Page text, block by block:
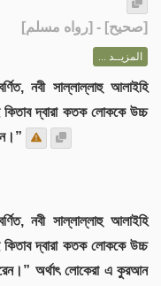
[صحيح] - [رواه مسلم]
المزيــد ...
নবী সাল্লাল্লাহু আলাইহি
দ্বারা কতক লোককে উচ্চ
নবী সাল্লাল্লাহু আলাইহি
দ্বারা কতক লোককে উচ্চ
অর্থাৎ লোকেরা এ কুরআন